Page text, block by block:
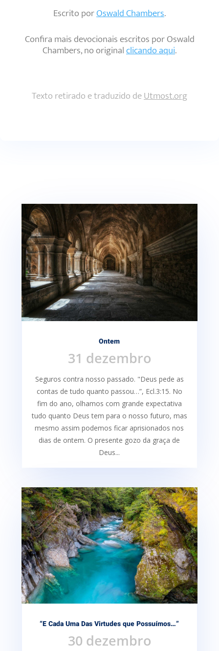
Escrito porOswald Chambers.
Confira mais devocionais escritos por Oswald
Chambers, no originalclicando aqui.
Texto retirado e traduzido deUtmost.org
Ontem
31 dezembro
Seguros contra nosso passado. "Deus pede as
contas de tudo quanto passou…”, Ecl.3:15. No
fim do ano, olhamos com grande expectativa
tudo quanto Deus tem para o nosso futuro, mas
mesmo assim podemos ficar aprisionados nos
dias de ontem. O presente gozo da graça de
Deus...
“E Cada Uma Das Virtudes que Possuímos…”
30 dezembro